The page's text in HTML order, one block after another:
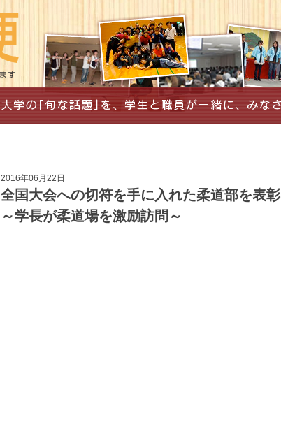
2016年06月22日
全国大会への切符を手に入れた柔道部を表彰
～学長が柔道場を激励訪問～